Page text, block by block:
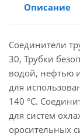
Описание
Соединители
30, Трубки
водой, нефтью
для
140 °C.
для систем
оросительных